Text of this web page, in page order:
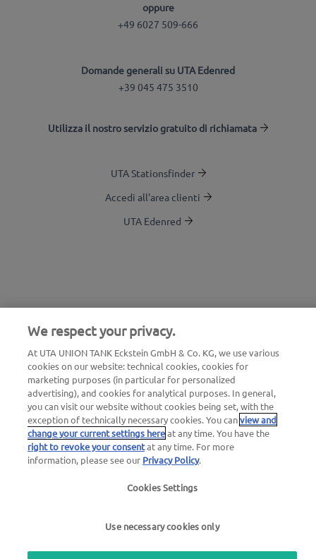
oppure
+49 6027 509-666
Domande generali su UTA Edenred
+39 045 475 3510
Utilizza il nostro servizio gratuito di richiamata
UTA Stationsfinder
Accedi all'area clienti
UTA Edenred
Termini e condizioni generali |
we simplify mobility
We respect your privacy.
At UTA UNION TANK Eckstein GmbH & Co. KG, we use various
cookies on our website: technical cookies, cookies for
marketing purposes (in particular for personalized
advertising), and cookies for analytical purposes. In general,
you can visit our website without cookies being set, with the
exception of technically necessary cookies. You canview and
change your current settings hereat any time. You have the
right to revoke your consentat any time. For more
information, please see our Privacy Policy.
Cookies Settings
Use necessary cookies only